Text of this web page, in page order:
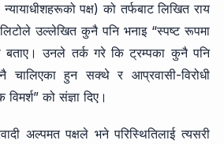
पक्ष) को तर्फबाट लिखित राय
उल्लेखित कुनै पनि भनाइ “स्पष्ट रूपमा
बताए। उनले तर्क गरे कि ट्रम्पका कुनै पनि
चालिएका हुन सक्थे र आप्रवासी-विरोधी
को संज्ञा दिए।
अल्पमत पक्षले भने परिस्थितिलाई त्यसरी